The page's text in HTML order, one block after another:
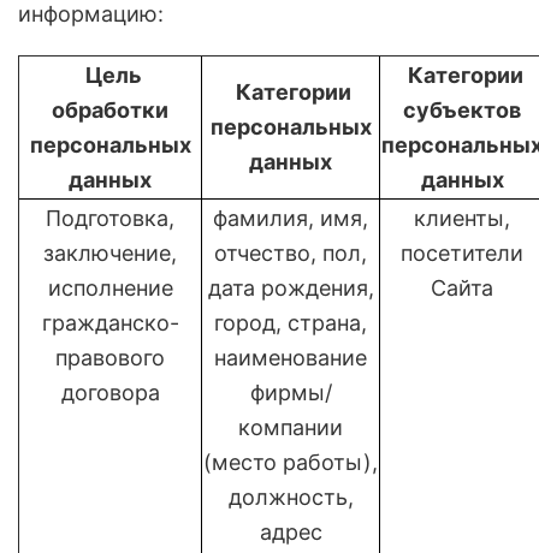
информацию:
Цель
обработки
персональных
данных
Категории
персональных
данных
Категории
субъектов
данных
Подготовка,
заключение,
исполнение
гражданско-
правового
договора
фамилия, имя,
отчество, пол,
дата рождения,
город, страна,
наименование
фирмы/
компании
(место работы),
должность,
адрес
клиенты,
посетители
Сайта